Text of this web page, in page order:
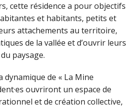
cette résidence a pour objectifs
et habitants, petits et
attachements au territoire,
de la vallée et d’ouvrir leurs
paysage.
dynamique de « La Mine
ouvriront un espace de
et de création collective,